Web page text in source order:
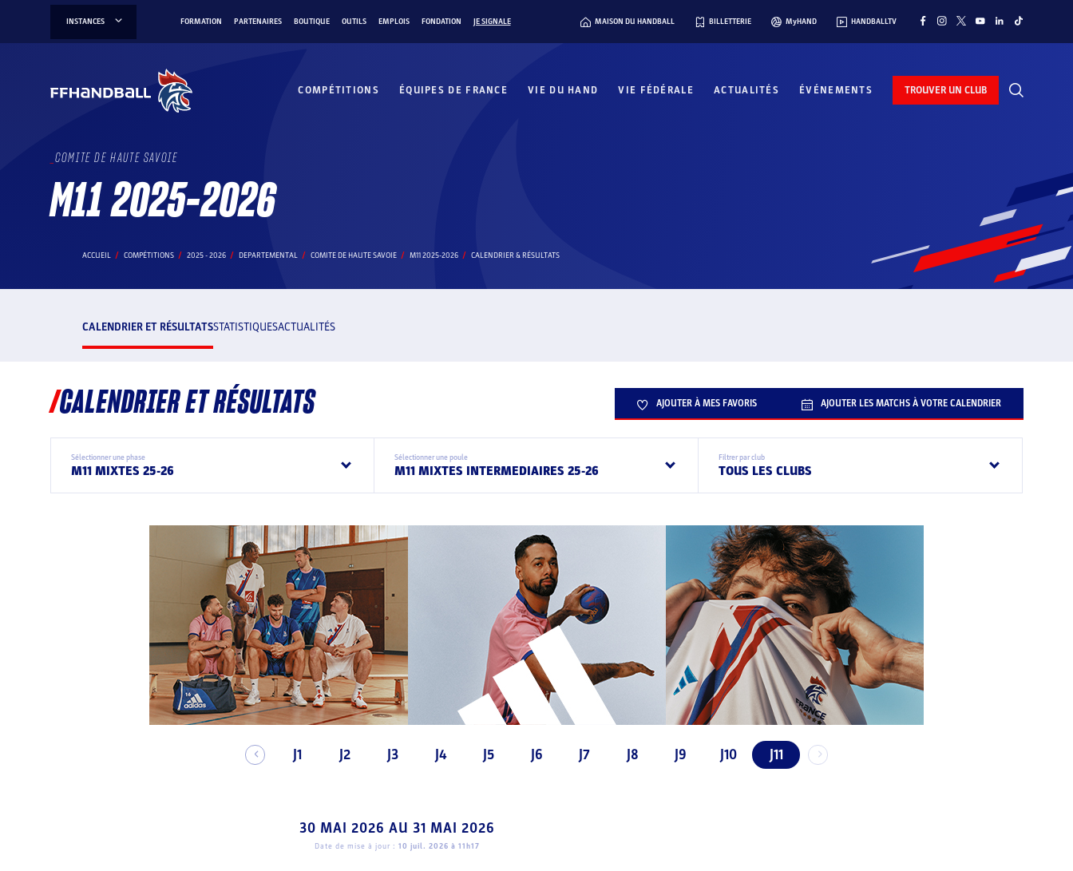
INSTANCES FORMATION PARTENAIRES BOUTIQUE OUTILS EMPLOIS FONDATION JE SIGNALE MAISON DU HANDBALL BILLETTERIE MyHAND HANDBALLTV
COMPÉTITIONS ÉQUIPES DE FRANCE VIE DU HAND VIE FÉDÉRALE ACTUALITÉS ÉVÉNEMENTS TROUVER UN CLUB
COMITE DE HAUTE SAVOIE
M11 2025-2026
ACCUEIL COMPÉTITIONS 2025 - 2026 DEPARTEMENTAL COMITE DE HAUTE SAVOIE M11 2025-2026 CALENDRIER & RÉSULTATS
CALENDRIER ET RÉSULTATSSTATISTIQUESACTUALITÉS
CALENDRIER ET RÉSULTATS AJOUTER À MES FAVORIS AJOUTER LES MATCHS À VOTRE CALENDRIER
Sélectionner une phase
M11 MIXTES 25-26
Sélectionner une poule
M11 MIXTES INTERMEDIAIRES 25-26
Filtrer par club
TOUS LES CLUBS
J1 J2 J3 J4 J5 J6 J7 J8 J9 J10 J11
30 MAI 2026 AU 31 MAI 2026
Date de mise à jour : 10 juil. 2026 à 11h17